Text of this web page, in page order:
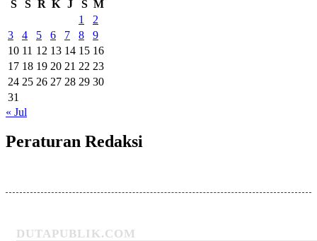
S
S R K J S M
1
2
3
4 5 6 7 8
9
10 11 12 13 14 15 16
17 18 19 20 21 22 23
24 25 26 27 28 29 30
31
« Jul
Peraturan Redaksi
DUTAPUBLIK.COM